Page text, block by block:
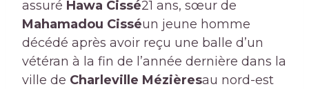
assuré Hawa Cissé21 ans, sœur de
Mahamadou Cisséun jeune homme
décédé après avoir reçu une balle d’un
vétéran à la fin de l’année dernière dans la
ville de Charleville Mézièresau nord-est